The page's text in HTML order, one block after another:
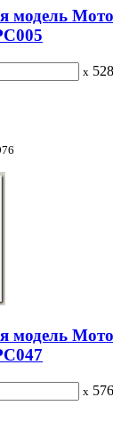
модель
x 528
модель
x 576